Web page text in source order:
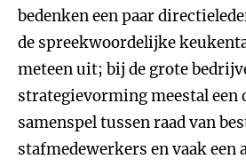
bedenken een paar
de spreekwoordelijke
meteen uit; bij de grote
strategievorming meestal een
samenspel tussen raad van
stafmedewerkers en vaak een